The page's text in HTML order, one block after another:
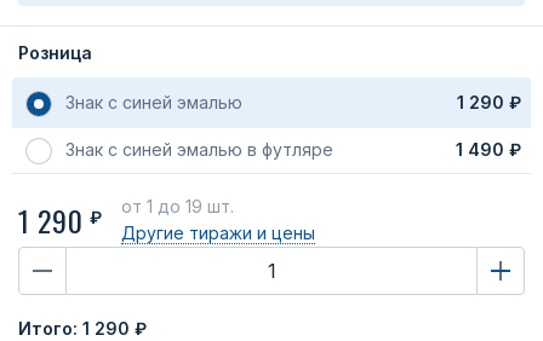
Розница
Знак с синей эмалью 1 290 ₽
Знак с синей эмалью в футляре 1 490 ₽
1 290 ₽
от 1 до 19 шт.
Другие тиражи и цены
Итого: 1 290 ₽